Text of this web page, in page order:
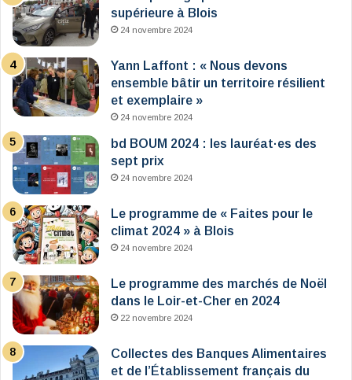
supérieure à Blois
24 novembre 2024
Yann Laffont : « Nous devons
ensemble bâtir un territoire résilient
et exemplaire »
24 novembre 2024
bd BOUM 2024 : les lauréat·es des
sept prix
24 novembre 2024
Le programme de « Faites pour le
climat 2024 » à Blois
24 novembre 2024
Le programme des marchés de Noël
dans le Loir-et-Cher en 2024
22 novembre 2024
Collectes des Banques Alimentaires
et de l’Établissement français du